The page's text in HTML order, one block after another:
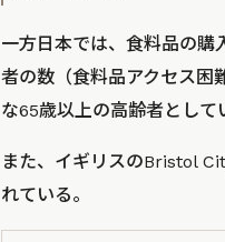
一方日本では、食料品の購
者の数（食料品アクセス困
な65歳以上の高齢者として
また、イギリスのBristol
れている。